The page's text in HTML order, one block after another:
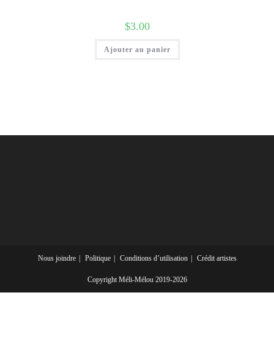
$3.00
Ajouter au panier
Nous joindre Politique Conditions d’utilisation Crédit artistes
Copyright Méli-Mélou 2019-2026